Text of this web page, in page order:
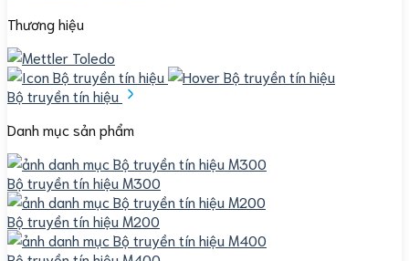
Thương hiệu
Bộ truyền tín hiệu
Danh mục sản phẩm
Bộ truyền tín hiệu M300
Bộ truyền tín hiệu M200